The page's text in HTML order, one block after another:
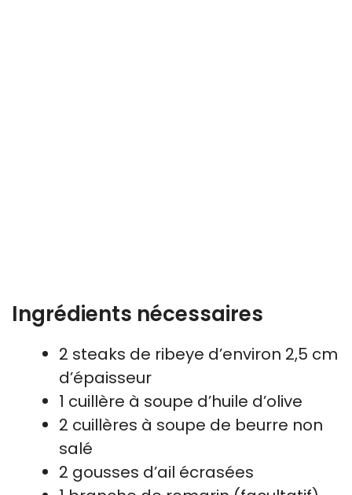
Ingrédients nécessaires
2 steaks de ribeye d’environ 2,5 cm
d’épaisseur
1 cuillère à soupe d’huile d’olive
2 cuillères à soupe de beurre non
salé
2 gousses d’ail écrasées